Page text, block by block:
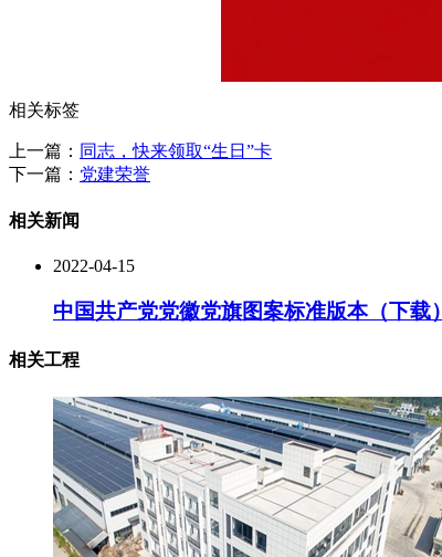
相关标签
上一篇： 同志，快来领取“生日”卡
下一篇： 党建荣誉
相关新闻
2022-04-15
中国共产党党徽党旗图案标准版本（下载）
相关工程